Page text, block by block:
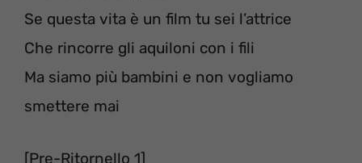
Se questa vita è un film tu sei l’attrice
Che rincorre gli aquiloni con i fili
Ma siamo più bambini e non vogliamo
smettere mai
[Pre-Ritornello 1]